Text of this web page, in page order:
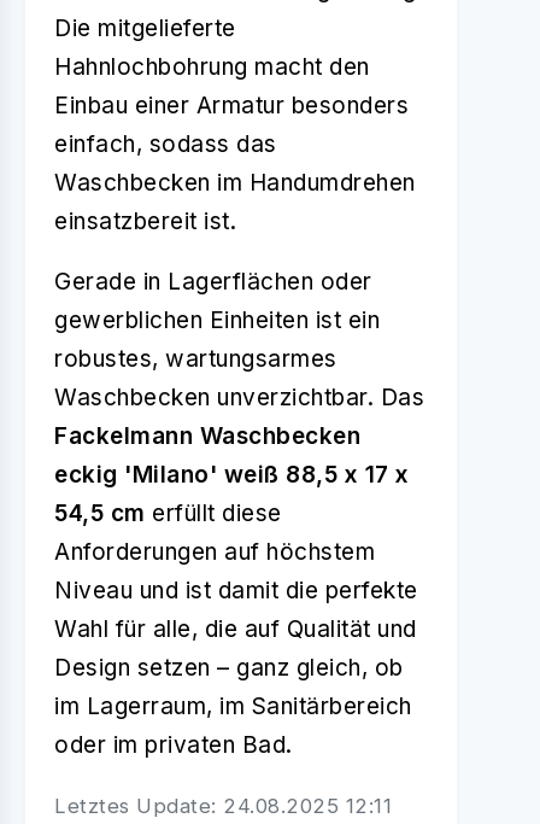
Die mitgelieferte
Hahnlochbohrung macht den
Einbau einer Armatur besonders
einfach, sodass das
Waschbecken im Handumdrehen
einsatzbereit ist.
Gerade in Lagerflächen oder
gewerblichen Einheiten ist ein
robustes, wartungsarmes
Waschbecken unverzichtbar. Das
Fackelmann Waschbecken
eckig 'Milano' weiß 88,5 x 17 x
54,5 cm erfüllt diese
Anforderungen auf höchstem
Niveau und ist damit die perfekte
Wahl für alle, die auf Qualität und
Design setzen – ganz gleich, ob
im Lagerraum, im Sanitärbereich
oder im privaten Bad.
Letztes Update: 24.08.2025 12:11